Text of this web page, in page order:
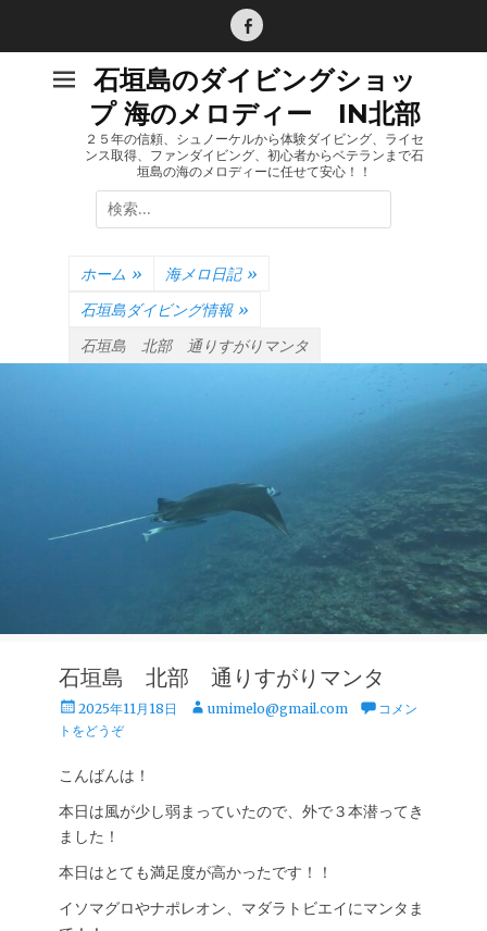
Facebook
石垣島のダイビングショッ
プ 海のメロディー IN北部
２５年の信頼、シュノーケルから体験ダイビング、ライセ
ンス取得、ファンダイビング、初心者からベテランまで石
垣島の海のメロディーに任せて安心！！
検
索:
ホーム » 海メロ日記 »
石垣島ダイビング情報 »
石垣島 北部 通りすがりマンタ
石垣島 北部 通りすがりマンタ
投
稿
2025年11月18日
投 umimelo@gmail.com
コメン
トをどうぞ
こんばんは！
本日は風が少し弱まっていたので、外で３本潜ってき
ました！
本日はとても満足度が高かったです！！
イソマグロやナポレオン、マダラトビエイにマンタま